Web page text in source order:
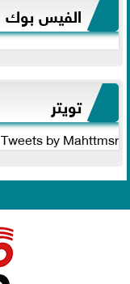
الفيس بوك
تويتر
Tweets by Mahttmsr